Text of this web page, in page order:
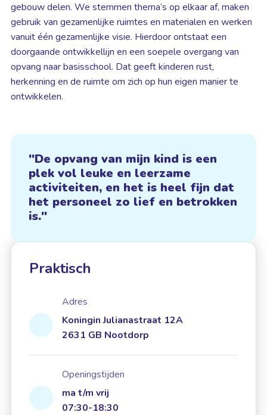
gebouw delen. We stemmen thema’s op elkaar af, maken
gebruik van gezamenlijke ruimtes en materialen en werken
vanuit één gezamenlijke visie. Hierdoor ontstaat een
doorgaande ontwikkellijn en een soepele overgang van
opvang naar basisschool. Dat geeft kinderen rust,
herkenning en de ruimte om zich op hun eigen manier te
ontwikkelen.
De opvang van mijn kind is een
plek vol leuke en leerzame
activiteiten, en het is heel fijn dat
het personeel zo lief en betrokken
is.
Praktisch
Adres
Koningin Julianastraat 12A
2631 GB Nootdorp
Openingstijden
ma t/m vrij
07:30-18:30